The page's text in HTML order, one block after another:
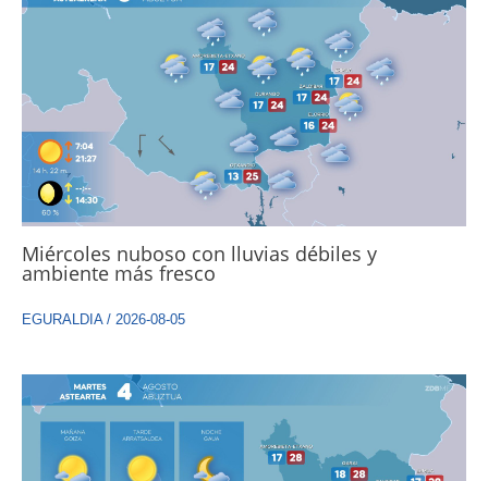
Miércoles nuboso con lluvias débiles y
ambiente más fresco
EGURALDIA/ 2026-08-05